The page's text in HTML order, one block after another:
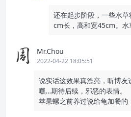
还在起步阶段，一些水
cm长，高和宽45cm。水
Mr.Chou
2022-04-22 18:05:51
说实话这效果真漂亮，听博友
嘿…期待后续，邪恶的表情。
苹果螺之前养过说给龟加餐